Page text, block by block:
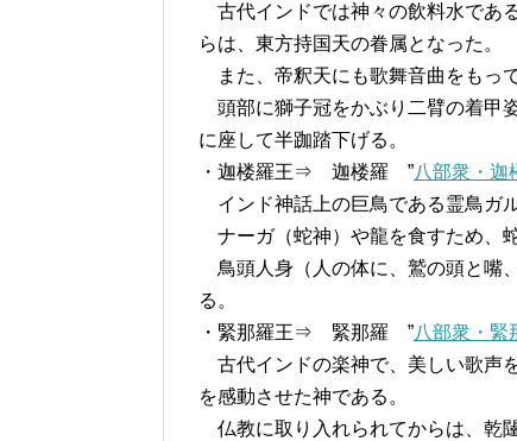
古代インドでは神々の飲料水であ
らは、東方持国天の眷属となった。
また、帝釈天にも歌舞音曲をもって
頭部に獅子冠をかぶり二臂の着甲
に座して半跏踏下げる。
・迦楼羅王⇒ 迦楼羅 ”八部衆・迦
インド神話上の巨鳥である霊鳥ガ
ナーガ（蛇神）や龍を食すため、
鳥頭人身（人の体に、鷲の頭と嘴
る。
・緊那羅王⇒ 緊那羅 ”八部衆・緊
古代インドの楽神で、美しい歌声
を感動させた神である。
仏教に取り入れられてからは、乾